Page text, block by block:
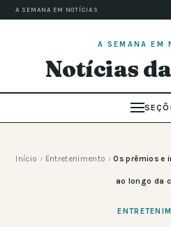
A SEMANA EM NOTÍCIAS
A SEMANA EM
Notícias
Início › Entretenimento › Os prêmios e
ao longo da